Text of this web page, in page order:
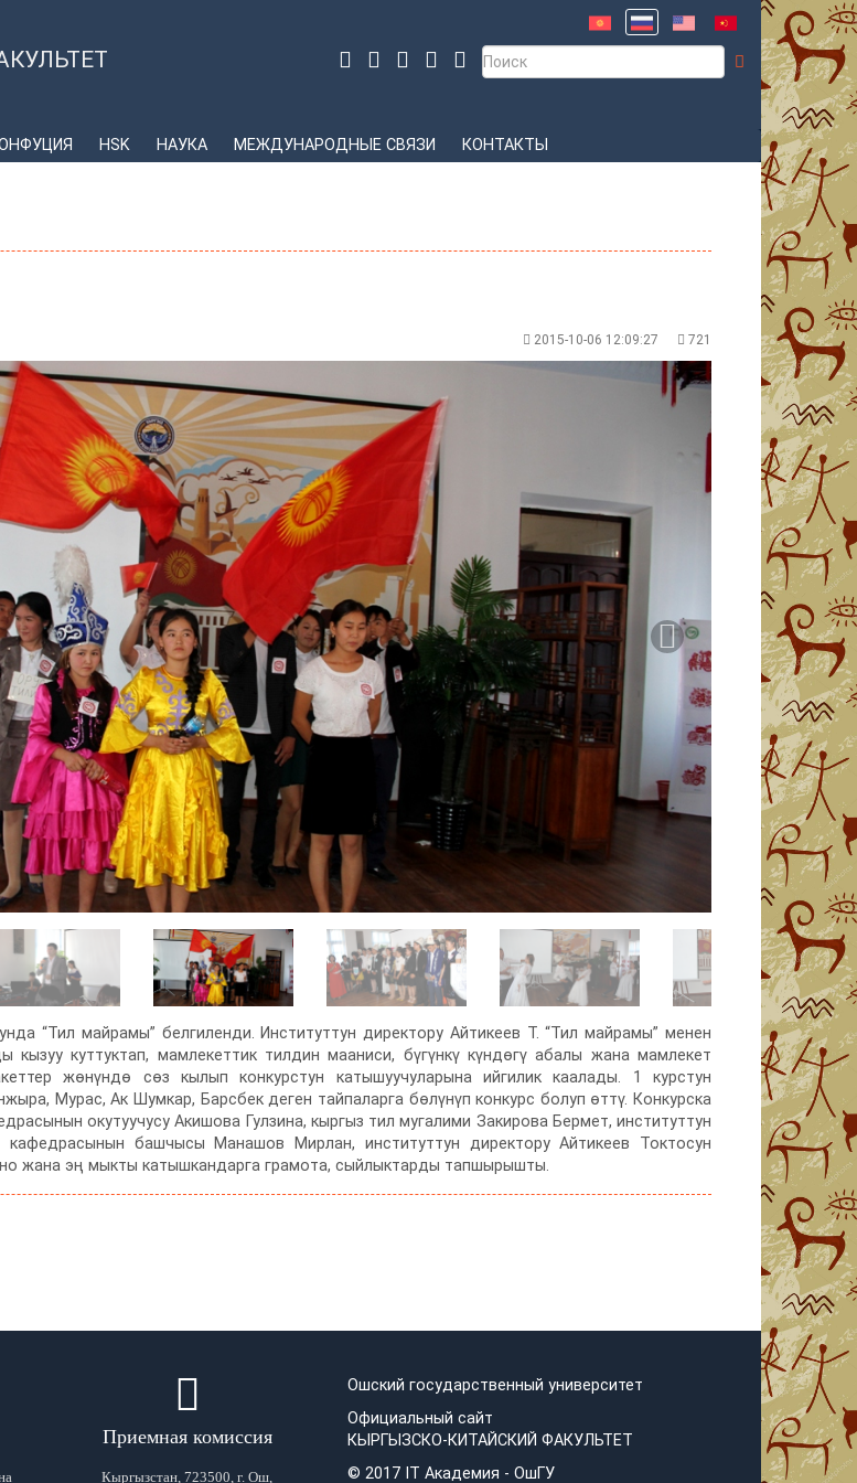
HSK НАУКА МЕЖДУНАРОДНЫЕ СВЯЗИ КОНТАКТЫ
2015-10-06 12:09:27 721
“Тил майрамы” белгиленди. Институттун директору Айтикеев Т. “Тил майрамы” менен
кызуу куттуктап, мамлекеттик тилдин мааниси, бүгүнкү күндөгү абалы жана мамлекет
жөнүндө сөз кылып конкурстун катышуучуларына ийгилик каалады. 1 курстун
Мурас, Ак Шумкар, Барсбек деген тайпаларга бөлүнүп конкурс болуп өттү. Конкурска
окутуучусу Акишова Гулзина, кыргыз тил мугалими Закирова Бермет, институттун
кафедрасынын башчысы Манашов Мирлан, институттун директору Айтикеев Токтосун
жана эң мыкты катышкандарга грамота, сыйлыктарды тапшырышты.
Приемная комиссия
Кыргызстан, 723500, г. Ош,
Ошский государственный университет
Официальный сайт
КЫРГЫЗСКО-КИТАЙСКИЙ ФАКУЛЬТЕТ
© 2017 IT Академия - OшГУ